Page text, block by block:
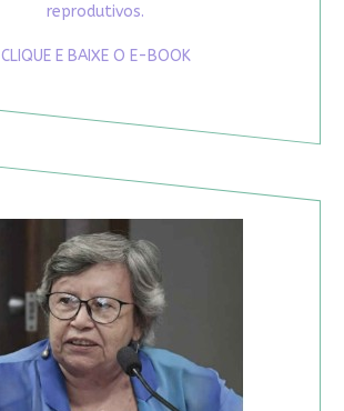
reprodutivos.
CLIQUE E BAIXE O E-BOOK